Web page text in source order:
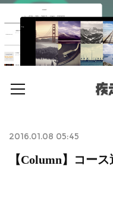
2016.01.08 05:45
【Column】コー